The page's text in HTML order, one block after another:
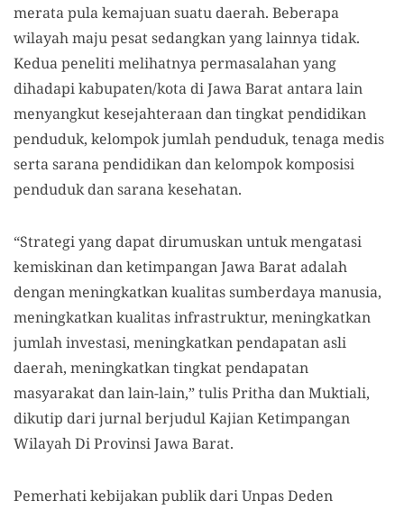
merata pula kemajuan suatu daerah. Beberapa
wilayah maju pesat sedangkan yang lainnya tidak.
Kedua peneliti melihatnya permasalahan yang
dihadapi kabupaten/kota di Jawa Barat antara lain
menyangkut kesejahteraan dan tingkat pendidikan
penduduk, kelompok jumlah penduduk, tenaga medis
serta sarana pendidikan dan kelompok komposisi
penduduk dan sarana kesehatan.
“Strategi yang dapat dirumuskan untuk mengatasi
kemiskinan dan ketimpangan Jawa Barat adalah
dengan meningkatkan kualitas sumberdaya manusia,
meningkatkan kualitas infrastruktur, meningkatkan
jumlah investasi, meningkatkan pendapatan asli
daerah, meningkatkan tingkat pendapatan
masyarakat dan lain-lain,” tulis Pritha dan Muktiali,
dikutip dari jurnal berjudul Kajian Ketimpangan
Wilayah Di Provinsi Jawa Barat.
Pemerhati kebijakan publik dari Unpas Deden